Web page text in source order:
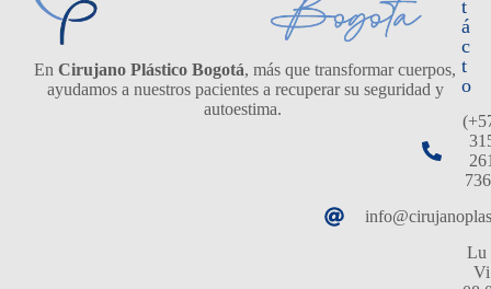
En Cirujano Plástico Bogotá, más que transformar cuerpos,
ayudamos a nuestros pacientes a recuperar su seguridad y
autoestima.
t
á
c
t
o
Lu
Vi